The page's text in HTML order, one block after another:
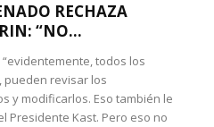
RECHAZA
“NO...
todos los
pueden revisar los
y modificarlos. Eso también le
Presidente Kast. Pero eso no